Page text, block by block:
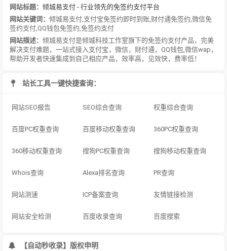
网站标题： 倾城易支付 - 行业领先的免签约支付平台
网站关键词： 倾城易支付 支付宝免签约即时到账 财付通免签约 微信免
签约支付 QQ钱包免签约 免签约支付
网站描述： 倾城易支付是倾城科技工作室旗下的免签约支付产品，完美
解决支付难题，一站式接入支付宝，微信，财付通，QQ钱包,微信wap，
帮助开发者快速集成到自己相应产品，效率高，见效快，费率低！
站长工具一键快捷查询：
网站SEO报告 SEO综合查询 权重综合查询
百度PC权重查询 百度移动权重查询 360PC权重查询
360移动权重查询 搜狗PC权重查询 搜狗移动权重查询
Whois查询 Alexa排名查询 PR查询
网站测速 ICP备案查询 友情链接检测
网站安全检测 百度收录查询 百度搜索
【自动秒收录】版权申明